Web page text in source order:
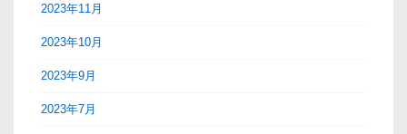
2023年11月
2023年10月
2023年9月
2023年7月